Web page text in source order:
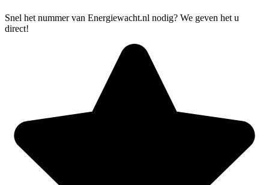
Snel het nummer van Energiewacht.nl nodig? We geven het u
direct!